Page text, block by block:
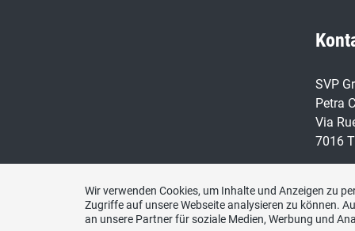
SVP
Petra
Via
7016
076
E-Mail
Wir verwenden Cookies, um Inhalte und Anzeigen zu
Zugriffe auf unsere Webseite analysieren zu können.
an unsere Partner für soziale Medien, Werbung und